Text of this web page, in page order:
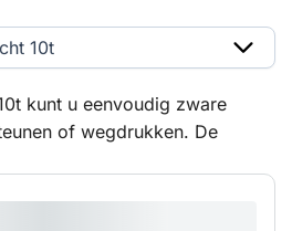
kunt u eenvoudig zware
of wegdrukken. De
zowel op de teen
10t